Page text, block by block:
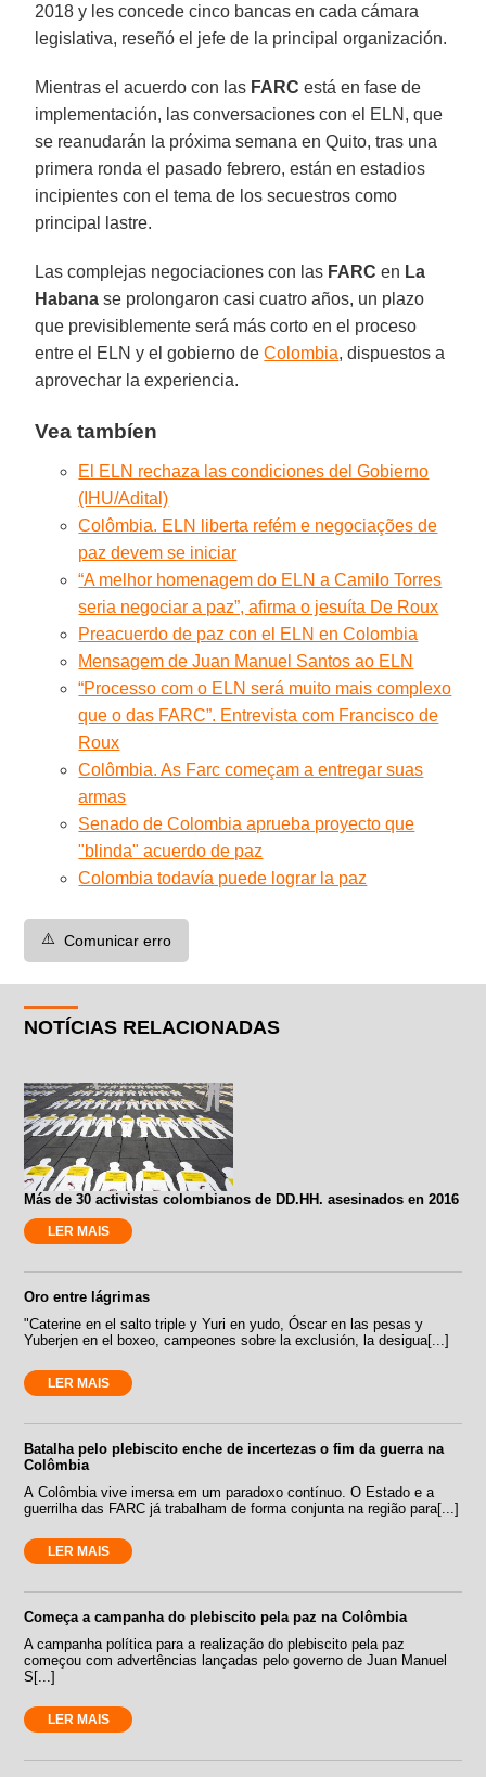
2018 y les concede cinco bancas en cada cámara
legislativa, reseñó el jefe de la principal organización.
Mientras el acuerdo con las FARC está en fase de
implementación, las conversaciones con el ELN, que
se reanudarán la próxima semana en Quito, tras una
primera ronda el pasado febrero, están en estadios
incipientes con el tema de los secuestros como
principal lastre.
Las complejas negociaciones con las FARC en La
Habana se prolongaron casi cuatro años, un plazo
que previsiblemente será más corto en el proceso
entre el ELN y el gobierno deColombia, dispuestos a
aprovechar la experiencia.
Vea tambíen
El ELN rechaza las condiciones del Gobierno
(IHU/Adital)
Colômbia. ELN liberta refém e negociações de
paz devem se iniciar
“A melhor homenagem do ELN a Camilo Torres
seria negociar a paz”, afirma o jesuíta De Roux
Preacuerdo de paz con el ELN en Colombia
Mensagem de Juan Manuel Santos ao ELN
“Processo com o ELN será muito mais complexo
que o das FARC”. Entrevista com Francisco de
Roux
Colômbia. As Farc começam a entregar suas
armas
Senado de Colombia aprueba proyecto que
"blinda" acuerdo de paz
Colombia todavía puede lograr la paz
⚠️ Comunicar erro
NOTÍCIAS RELACIONADAS
Más de 30 activistas colombianos de DD.HH. asesinados en 2016
LER MAIS
Oro entre lágrimas
"Caterine en el salto triple y Yuri en yudo, Óscar en las pesas y
Yuberjen en el boxeo, campeones sobre la exclusión, la desigua[...]
LER MAIS
Batalha pelo plebiscito enche de incertezas o fim da guerra na
Colômbia
A Colômbia vive imersa em um paradoxo contínuo. O Estado e a
guerrilha das FARC já trabalham de forma conjunta na região para[...]
LER MAIS
Começa a campanha do plebiscito pela paz na Colômbia
A campanha política para a realização do plebiscito pela paz
começou com advertências lançadas pelo governo de Juan Manuel
S[...]
LER MAIS